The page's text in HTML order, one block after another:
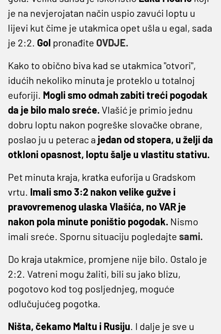
je na nevjerojatan način uspio zavući loptu u
lijevi kut čime je utakmica opet ušla u egal, sada
je 2:2. Gol pronađite OVDJE.
Kako to obično biva kad se utakmica "otvori",
idućih nekoliko minuta je proteklo u totalnoj
euforiji. Mogli smo odmah zabiti treći pogodak
da je bilo malo sreće.Vlašić je primio jednu
dobru loptu nakon pogreške slovačke obrane,
poslao ju u peterac a jedan od stopera, u želji da
otkloni opasnost, loptu šalje u vlastitu stativu.
Pet minuta kraja, kratka euforija u Gradskom
vrtu. Imali smo 3:2 nakon velike gužve i
pravovremenog ulaska Vlašića, no VAR je
nakon pola minute poništio pogodak. Nismo
imali sreće. Spornu situaciju pogledajte sami.
Do kraja utakmice, promjene nije bilo. Ostalo je
2:2. Vatreni mogu žaliti, bili su jako blizu,
pogotovo kod tog posljednjeg, moguće
odlučujućeg pogotka.
Ništa, čekamo Maltu i Rusiju. I dalje je sve u